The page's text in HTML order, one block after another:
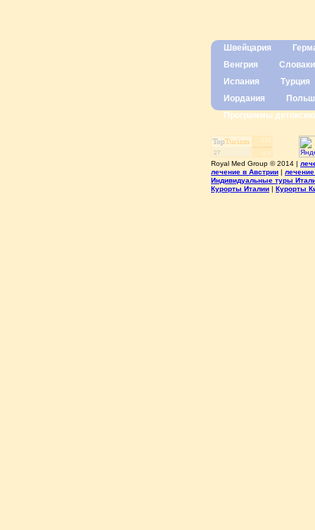
Швейцария
Венгрия
Испания
Турция
Иордания
Программы
Royal Med Group © 2014 |
лечение в Австрии |
Индивидуальные туры
Курорты Италии | Курорты